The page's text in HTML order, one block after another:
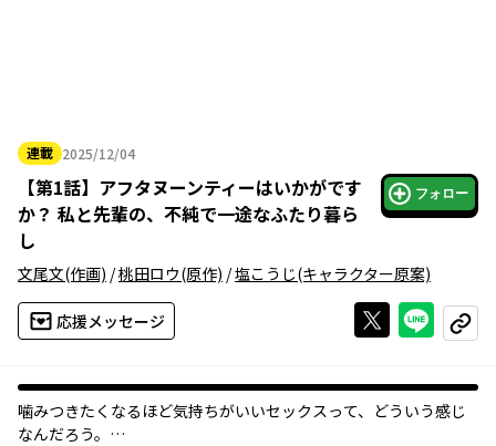
連載 2025/12/04
2025年12月04日
【第1話】 アフタヌーンティーはいかがです
か？ 私と先輩の、不純で一途なふたり暮ら
し
フォロー
文尾文(作画) /桃田ロウ(原作) /塩こうじ(キャラクター原案)
応援メッセージ Xで投稿する
ライン
コピー
噛みつきたくなるほど気持ちがいいセックスって、どういう感じ
なんだろう。